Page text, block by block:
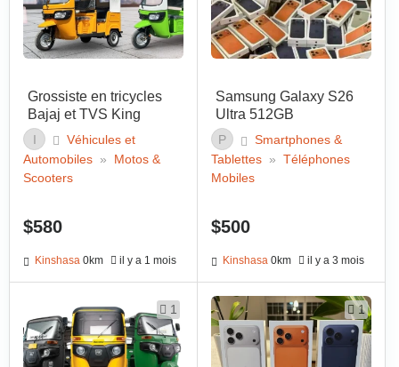
Grossiste en tricycles
Bajaj et TVS King
I
Véhicules et
Automobiles » Motos &
Scooters
$580
Kinshasa 0km il y a 1 mois
Samsung Galaxy S26
Ultra 512GB
P
Smartphones &
Tablettes » Téléphones
Mobiles
$500
Kinshasa 0km il y a 3 mois
1 1